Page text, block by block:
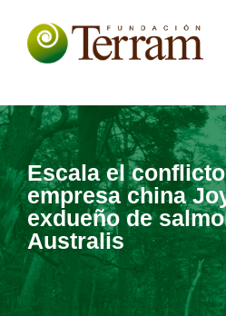
Escala el
empresa china
exdueño de
Australis